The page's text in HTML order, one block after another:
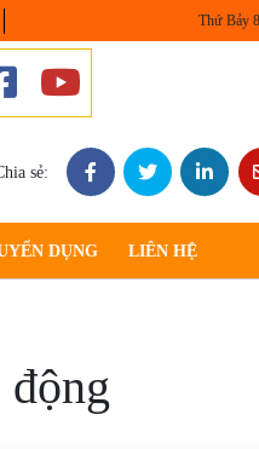
Thứ Bảy
sẻ:
DỤNG LIÊN HỆ